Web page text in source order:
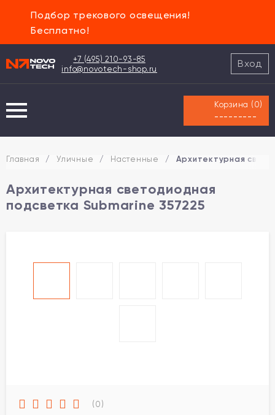
Подбор трекового освещения!
Бесплатно!
+7 (495) 210-93-85
info@novotech-shop.ru
Вход
Корзина ( 0)
---------
Главная / Уличные / Настенные / Архитектурная
Архитектурная светодиодная
подсветка Submarine 357225
(0)